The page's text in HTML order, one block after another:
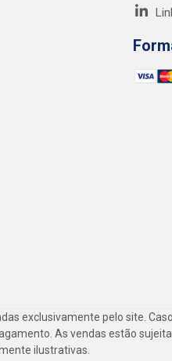
exclusivamente pelo site.
As vendas estão
ilustrativas.